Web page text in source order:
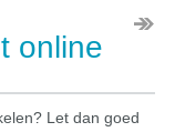
online
Let dan goed